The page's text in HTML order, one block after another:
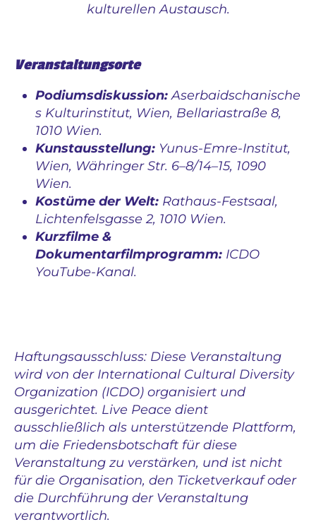
kulturellen Austausch.
Veranstaltungsorte
Podiumsdiskussion:Aserbaidschanische
s Kulturinstitut, Wien, Bellariastraße 8,
1010 Wien.
Kunstausstellung: Yunus-Emre-Institut,
Wien, Währinger Str. 6–8/14–15, 1090
Wien.
Kostüme der Welt: Rathaus-Festsaal,
Lichtenfelsgasse 2, 1010 Wien.
Kurzfilme &
Dokumentarfilmprogramm: ICDO
YouTube-Kanal.
Haftungsausschluss: Diese Veranstaltung
wird von der International Cultural Diversity
Organization (ICDO) organisiert und
ausgerichtet. Live Peace dient
ausschließlich als unterstützende Plattform,
um die Friedensbotschaft für diese
Veranstaltung zu verstärken, und ist nicht
für die Organisation, den Ticketverkauf oder
die Durchführung der Veranstaltung
verantwortlich.